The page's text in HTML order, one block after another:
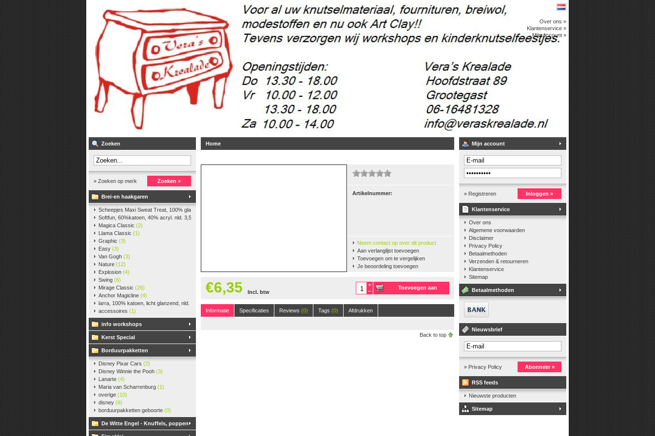
Over ons »
Klantenservice »
Mijn account »
Zoeken
» Zoeken op merk Zoeken »
Brei-en haakgaren
Scheepjes Maxi Sweat Treat, 100% glanskatoen,25 gr.
Softfun, 60%katoen, 40% acryl. nld. 3,5-4. ca. 140m, 50 gr.
Magica Classic (2)
Llama Classic (1)
Graphic (3)
Easy (3)
Van Gogh (3)
Nature (12)
Explosion (4)
Swing (6)
Mirage Classic (26)
Anchor Magicline (4)
larra, 100% katoen, licht glanzend, nld. 2,5-3, ca. 125m, 50 gr.(38)
accessoires (1)
info workshops
Kerst Special
Borduurpakketten
Disney Pixar Cars (2)
Disney Winnie the Pooh (3)
Lanarte (4)
Maria van Scharrenburg (1)
overige (10)
disney (6)
borduurpakketten geboorte (0)
De Witte Engel - Knuffels, poppen
Home
Artikelnummer:
Neem contact op over dit product
Aan verlanglijst toevoegen
Toevoegen om te vergelijken
Je beoordeling toevoegen
€6,35 Incl. btw
Toevoegen aan
Informatie
Specificaties Reviews (0) Tags (0) Afdrukken
Back to top
Mijn account
» Registreren Inloggen »
Klantenservice
Over ons
Algemene voorwaarden
Disclaimer
Privacy Policy
Betaalmethoden
Verzenden & retourneren
Klantenservice
Sitemap
Betaalmethoden
Nieuwsbrief
» Privacy Policy Abonneer »
RSS feeds
Nieuwste producten
Sitemap